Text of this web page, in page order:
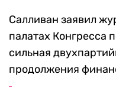
Салливан заявил
палатах Конгресса
сильная
продолжения